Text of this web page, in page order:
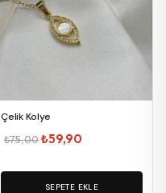
Çelik Kolye
₺75,00Orijinal
₺75,00.
₺59,90
fiyat:
SEPETE EKLE